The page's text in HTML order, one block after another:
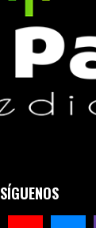
SÍGUENOS